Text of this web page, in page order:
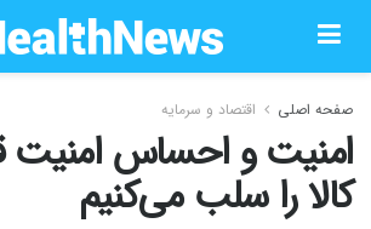
صفحه اصلی اقتصاد و سرمایه
امنیت و احساس امنیت
کالا را سلب می‌کنیم